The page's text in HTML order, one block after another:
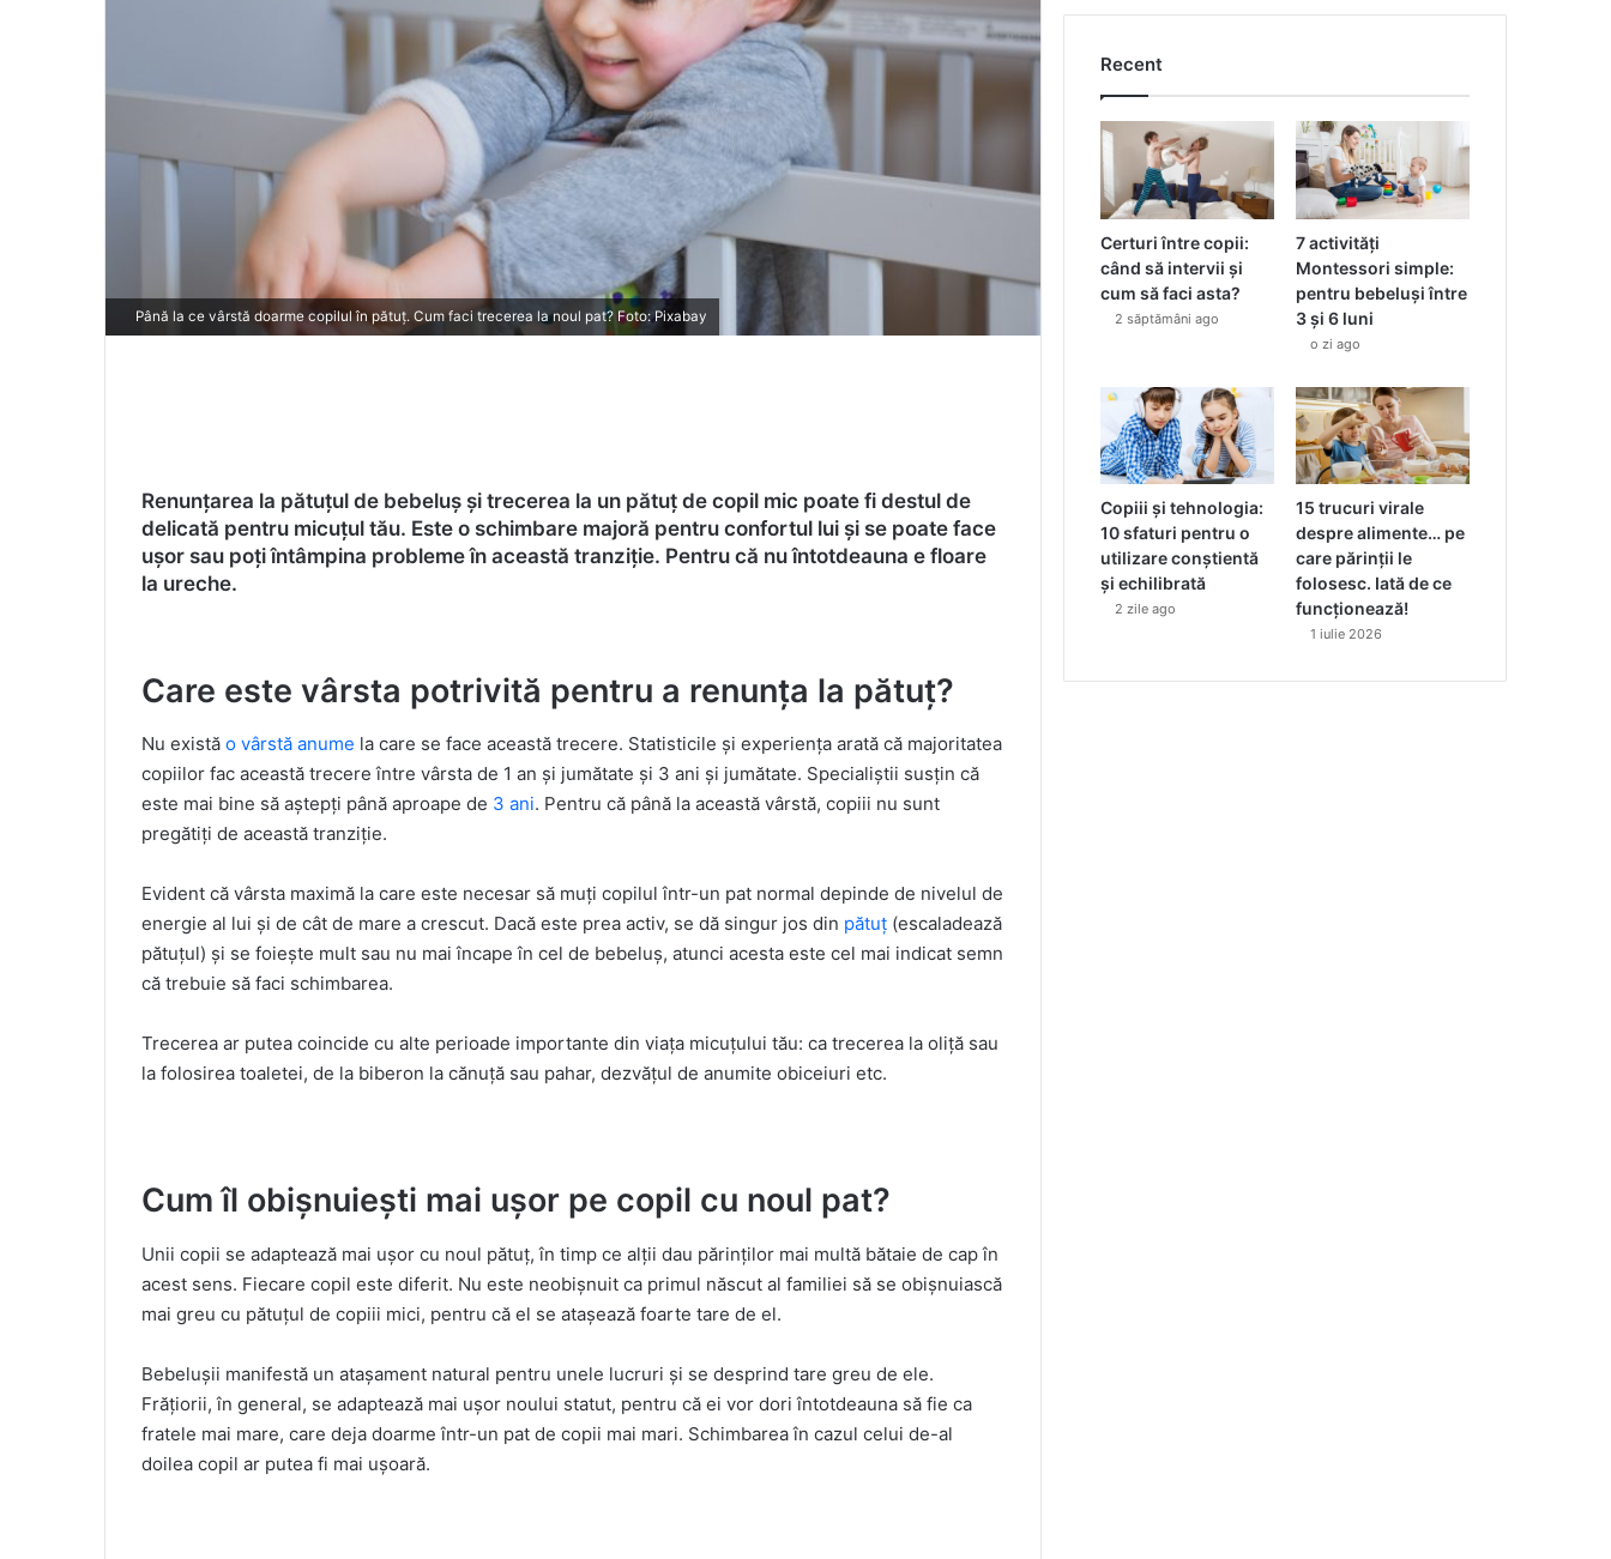
Până la ce vârstă doarme copilul în pătuț. Cum faci trecerea la noul pat? Foto: Pixabay
Renunțarea la pătuțul de bebeluș și trecerea la un pătuț de copil mic poate fi destul de
delicată pentru micuțul tău. Este o schimbare majoră pentru confortul lui și se poate face
ușor sau poți întâmpina probleme în această tranziție. Pentru că nu întotdeauna e floare
la ureche.
Care este vârsta potrivită pentru a renunța la pătuț?
Nu există o vârstă anume la care se face această trecere. Statisticile și experiența arată că majoritatea
copiilor fac această trecere între vârsta de 1 an și jumătate și 3 ani și jumătate. Specialiștii susțin că
este mai bine să aștepți până aproape de 3 ani. Pentru că până la această vârstă, copiii nu sunt
pregătiți de această tranziție.
Evident că vârsta maximă la care este necesar să muți copilul într-un pat normal depinde de nivelul de
energie al lui și de cât de mare a crescut. Dacă este prea activ, se dă singur jos din pătuț (escaladează
pătuțul) și se foiește mult sau nu mai încape în cel de bebeluș, atunci acesta este cel mai indicat semn
că trebuie să faci schimbarea.
Trecerea ar putea coincide cu alte perioade importante din viața micuțului tău: ca trecerea la oliță sau
la folosirea toaletei, de la biberon la cănuță sau pahar, dezvățul de anumite obiceiuri etc.
Cum îl obișnuiești mai ușor pe copil cu noul pat?
Unii copii se adaptează mai ușor cu noul pătuț, în timp ce alții dau părinților mai multă bătaie de cap în
acest sens. Fiecare copil este diferit. Nu este neobișnuit ca primul născut al familiei să se obișnuiască
mai greu cu pătuțul de copiii mici, pentru că el se atașează foarte tare de el.
Bebelușii manifestă un atașament natural pentru unele lucruri și se desprind tare greu de ele.
Frățiorii, în general, se adaptează mai ușor noului statut, pentru că ei vor dori întotdeauna să fie ca
fratele mai mare, care deja doarme într-un pat de copii mai mari. Schimbarea în cazul celui de-al
doilea copil ar putea fi mai ușoară.
Recent
Certuri între copii:
când să intervii și
cum să faci asta?
2 săptămâni ago
7 activități
Montessori simple:
pentru bebeluși între
3 și 6 luni
o zi ago
Copiii și tehnologia:
10 sfaturi pentru o
utilizare conștientă
și echilibrată
2 zile ago
15 trucuri virale
despre alimente… pe
care părinții le
folosesc. Iată de ce
funcționează!
1 iulie 2026